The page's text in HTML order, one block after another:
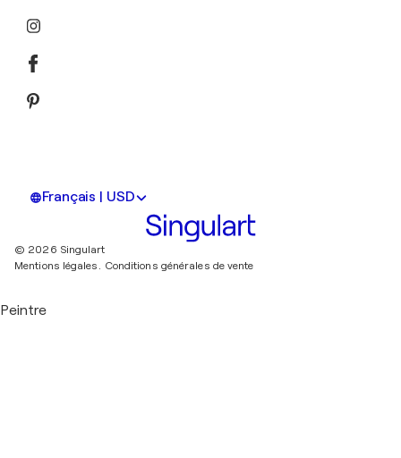
Français | USD
© 2026 Singulart
Mentions légales. Conditions générales de vente
Peintre